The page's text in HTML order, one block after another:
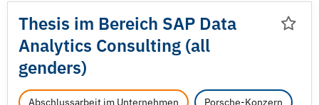
Thesis im Bereich SAP Data
Analytics Consulting (all
genders)
Abschlussarbeit im Unternehmen Porsche-Konzern